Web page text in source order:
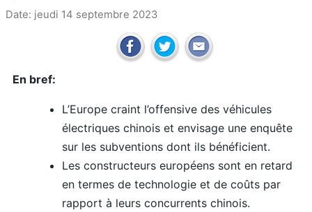
Date: jeudi 14 septembre 2023
En bref:
L’Europe craint l’offensive des véhicules
électriques chinois et envisage une enquête
sur les subventions dont ils bénéficient.
Les constructeurs européens sont en retard
en termes de technologie et de coûts par
rapport à leurs concurrents chinois.